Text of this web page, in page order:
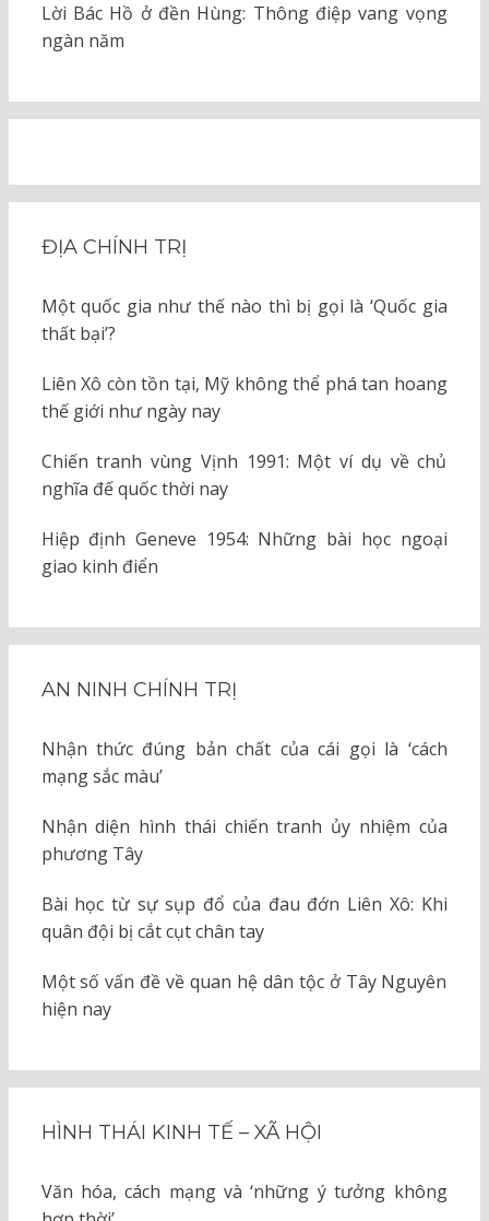
Lời Bác Hồ ở đền Hùng: Thông điệp vang vọng
ngàn năm
ĐỊA CHÍNH TRỊ
Một quốc gia như thế nào thì bị gọi là ‘Quốc gia
thất bại’?
Liên Xô còn tồn tại, Mỹ không thể phá tan hoang
thế giới như ngày nay
Chiến tranh vùng Vịnh 1991: Một ví dụ về chủ
nghĩa đế quốc thời nay
Hiệp định Geneve 1954: Những bài học ngoại
giao kinh điển
AN NINH CHÍNH TRỊ
Nhận thức đúng bản chất của cái gọi là ‘cách
mạng sắc màu’
Nhận diện hình thái chiến tranh ủy nhiệm của
phương Tây
Bài học từ sự sụp đổ của đau đớn Liên Xô: Khi
quân đội bị cắt cụt chân tay
Một số vấn đề về quan hệ dân tộc ở Tây Nguyên
hiện nay
HÌNH THÁI KINH TẾ – XÃ HỘI
Văn hóa, cách mạng và ‘những ý tưởng không